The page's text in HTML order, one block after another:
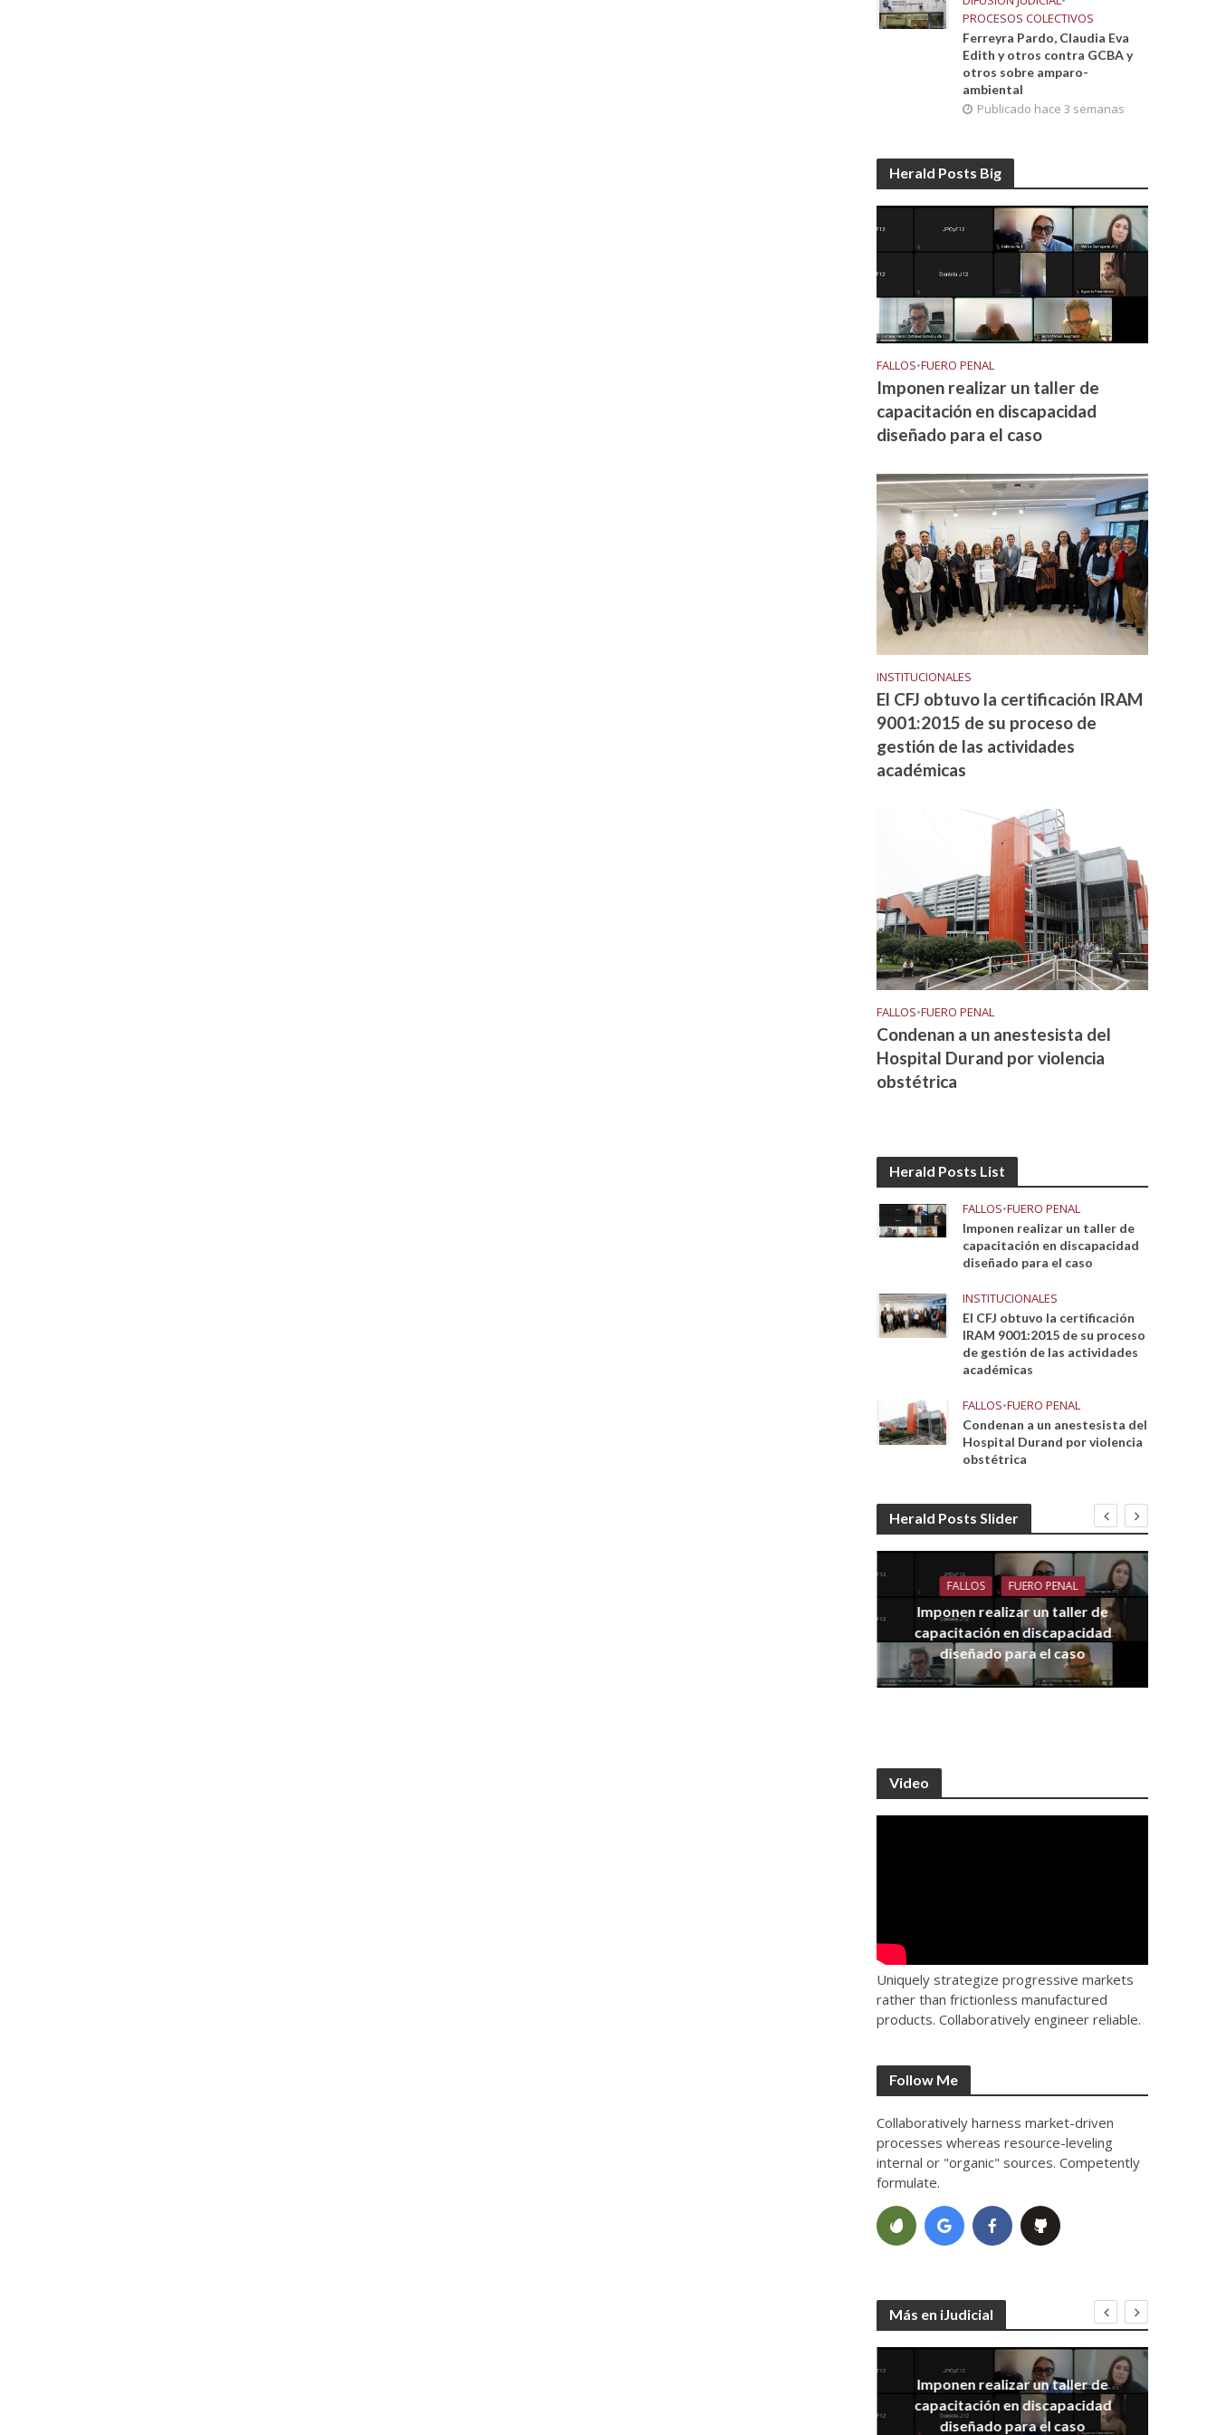
PROCESOS COLECTIVOS
Ferreyra Pardo, Claudia Eva
Edith y otros contra GCBA y
otros sobre amparo-
ambiental
Publicado hace 3 semanas
Herald Posts Big
FALLOS•FUERO PENAL
Imponen realizar un taller de
capacitación en discapacidad
diseñado para el caso
INSTITUCIONALES
El CFJ obtuvo la certificación IRAM
9001:2015 de su proceso de
gestión de las actividades
académicas
FALLOS•FUERO PENAL
Condenan a un anestesista del
Hospital Durand por violencia
obstétrica
Herald Posts List
FALLOS•FUERO PENAL
Imponen realizar un taller de
capacitación en discapacidad
diseñado para el caso
INSTITUCIONALES
El CFJ obtuvo la certificación
IRAM 9001:2015 de su proceso
de gestión de las actividades
académicas
FALLOS•FUERO PENAL
Condenan a un anestesista del
Hospital Durand por violencia
obstétrica
Herald Posts Slider
FALLOS FUERO PENAL
Imponen realizar un taller de
capacitación en discapacidad
diseñado para el caso
Video
Uniquely strategize progressive markets
rather than frictionless manufactured
products. Collaboratively engineer reliable.
Follow Me
Collaboratively harness market-driven
processes whereas resource-leveling
internal or "organic" sources. Competently
formulate.
Más en iJudicial
Imponen realizar un taller de
capacitación en discapacidad
diseñado para el caso